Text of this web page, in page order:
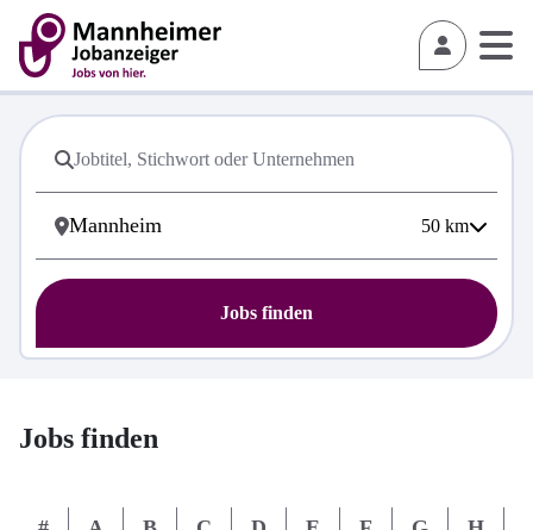
50 km
Jobs finden
Jobs finden